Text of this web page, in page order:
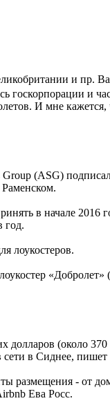
и пр.
госкорпорации и
И мне кажется,
(ASG)
в начале 2016
год.
лоукостеров.
(около
в Сиднее, пишет
размещения - от
Ева Росс.